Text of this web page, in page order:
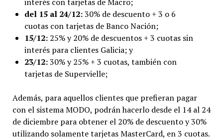
interés con tarjetas de Macro;
del 15 al 24/12:30% de descuento + 3 o 6
cuotas con tarjetas de Banco Nación;
15/12:25% y 20% de descuentos + 3 cuotas sin
interés para clientes Galicia; y
23/12:30% y 25% + 3 cuotas, también con
tarjetas de Supervielle;
Además, para aquellos clientes que prefieran pagar
con el sistema MODO, podrán hacerlo desde el 14 al 24
de diciembre para obtener el 20% de descuento y 30%
utilizando solamente tarjetas MasterCard, en 3 cuotas.